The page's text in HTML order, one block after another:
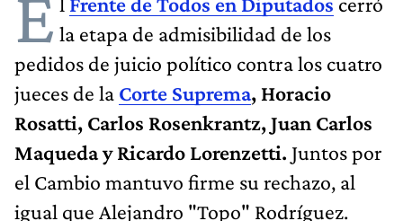
la etapa de admisibilidad de los
pedidos de juicio político contra los cuatro
jueces de la Corte Suprema, Horacio
Rosatti, Carlos Rosenkrantz, Juan Carlos
Maqueda y Ricardo Lorenzetti. Juntos por
el Cambio mantuvo firme su rechazo, al
igual que Alejandro "Topo" Rodríguez.